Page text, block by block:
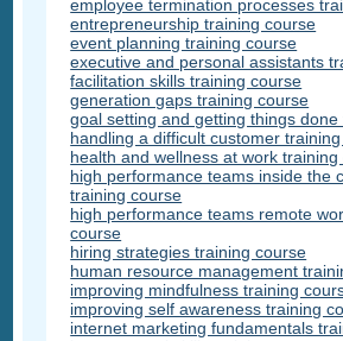
employee termination processes
entrepreneurship training course
event planning training course
executive and personal assistants
facilitation skills training course
generation gaps training course
goal setting and getting things
handling a difficult customer
health and wellness at work training
high performance teams inside the
training course
high performance teams remote
course
hiring strategies training course
human resource management
improving mindfulness training
improving self awareness training
internet marketing fundamentals